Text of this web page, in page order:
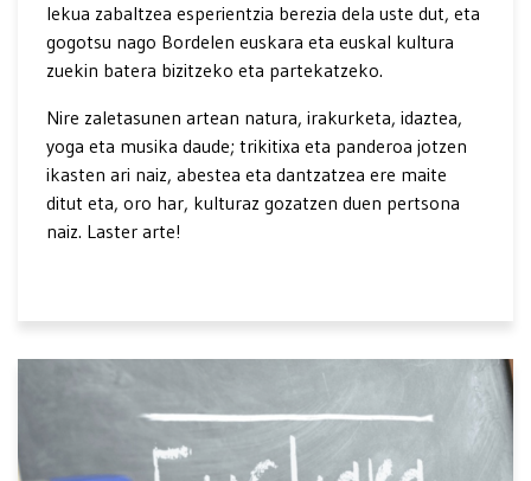
lekua zabaltzea esperientzia berezia dela uste dut, eta
gogotsu nago Bordelen euskara eta euskal kultura
zuekin batera bizitzeko eta partekatzeko.
Nire zaletasunen artean natura, irakurketa, idaztea,
yoga eta musika daude; trikitixa eta panderoa jotzen
ikasten ari naiz, abestea eta dantzatzea ere maite
ditut eta, oro har, kulturaz gozatzen duen pertsona
naiz. Laster arte!